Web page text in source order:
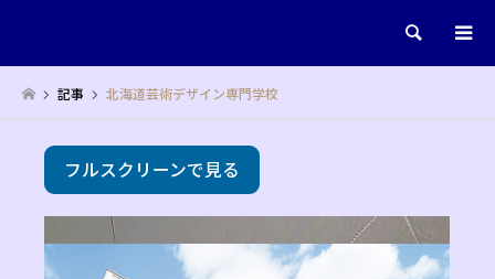
検索
記事 北海道芸術デザイン専門学校
フルスクリーンで見る